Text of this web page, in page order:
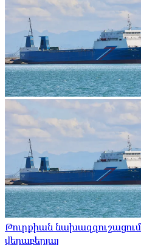
Թուրքիան
վերաբերյալ